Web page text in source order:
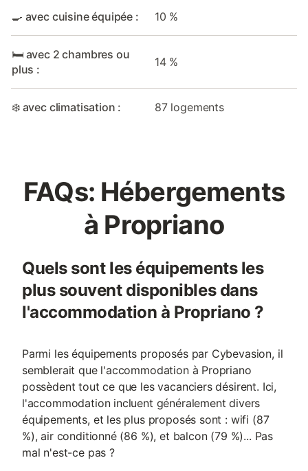
🍳 avec cuisine équipée : 10 %
🛏️ avec 2 chambres ou
plus :
14 %
❄️ avec climatisation : 87 logements
FAQs: Hébergements
à Propriano
Quels sont les équipements les
plus souvent disponibles dans
l'accommodation à Propriano ?
Parmi les équipements proposés par Cybevasion, il
semblerait que l'accommodation à Propriano
possèdent tout ce que les vacanciers désirent. Ici,
l'accommodation incluent généralement divers
équipements, et les plus proposés sont : wifi (87
%), air conditionné (86 %), et balcon (79 %)... Pas
mal n'est-ce pas ?